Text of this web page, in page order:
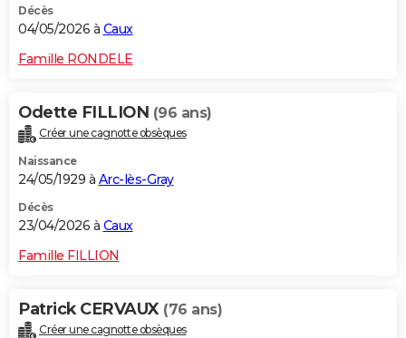
Décès
04/05/2026 à Caux
Famille RONDELE
Odette FILLION (96 ans)
Créer une cagnotte obsèques
Naissance
24/05/1929 à Arc-lès-Gray
Décès
23/04/2026 à Caux
Famille FILLION
Patrick CERVAUX (76 ans)
Créer une cagnotte obsèques